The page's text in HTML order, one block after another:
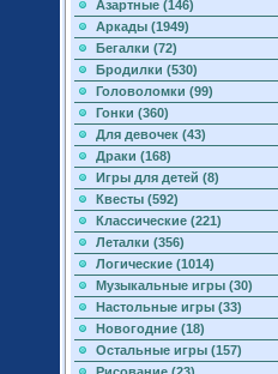
Азартные (146)
Аркады (1949)
Бегалки (72)
Бродилки (530)
Головоломки (99)
Гонки (360)
Для девочек (43)
Драки (168)
Игры для детей (8)
Квесты (592)
Классические (221)
Леталки (356)
Логические (1014)
Музыкальные игры (30)
Настольные игры (33)
Новогодние (18)
Остальные игры (157)